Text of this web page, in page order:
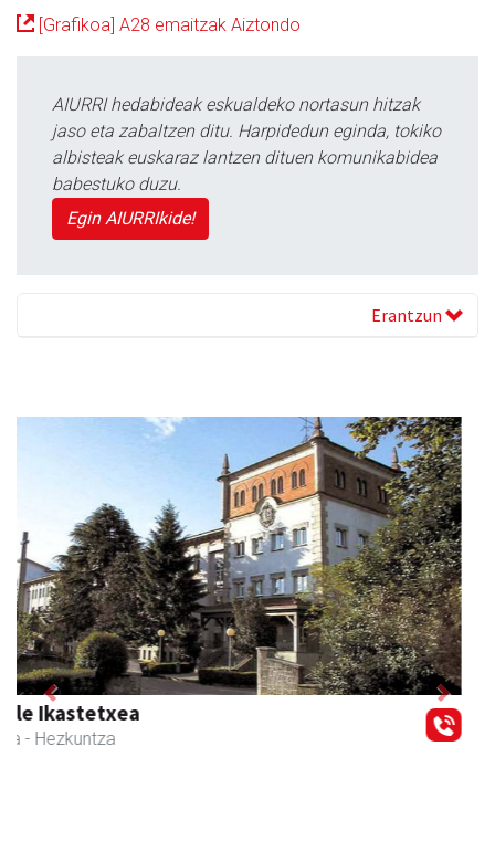
[Grafikoa] A28 emaitzak Aiztondo
AIURRI hedabideak eskualdeko nortasun hitzak
jaso eta zabaltzen ditu. Harpidedun eginda, tokiko
albisteak euskaraz lantzen dituen komunikabidea
babestuko duzu.
Egin AIURRIkide!
Erantzun
Previous Next